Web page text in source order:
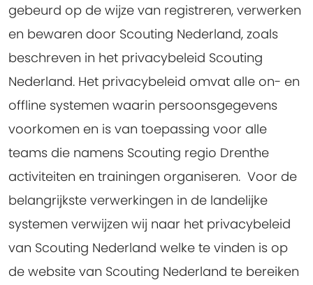
gebeurd op de wijze van registreren, verwerken
en bewaren door Scouting Nederland, zoals
beschreven in het privacybeleid Scouting
Nederland. Het privacybeleid omvat alle on- en
offline systemen waarin persoonsgegevens
voorkomen en is van toepassing voor alle
teams die namens Scouting regio Drenthe
activiteiten en trainingen organiseren. Voor de
belangrijkste verwerkingen in de landelijke
systemen verwijzen wij naar het privacybeleid
van Scouting Nederland welke te vinden is op
de website van Scouting Nederland te bereiken